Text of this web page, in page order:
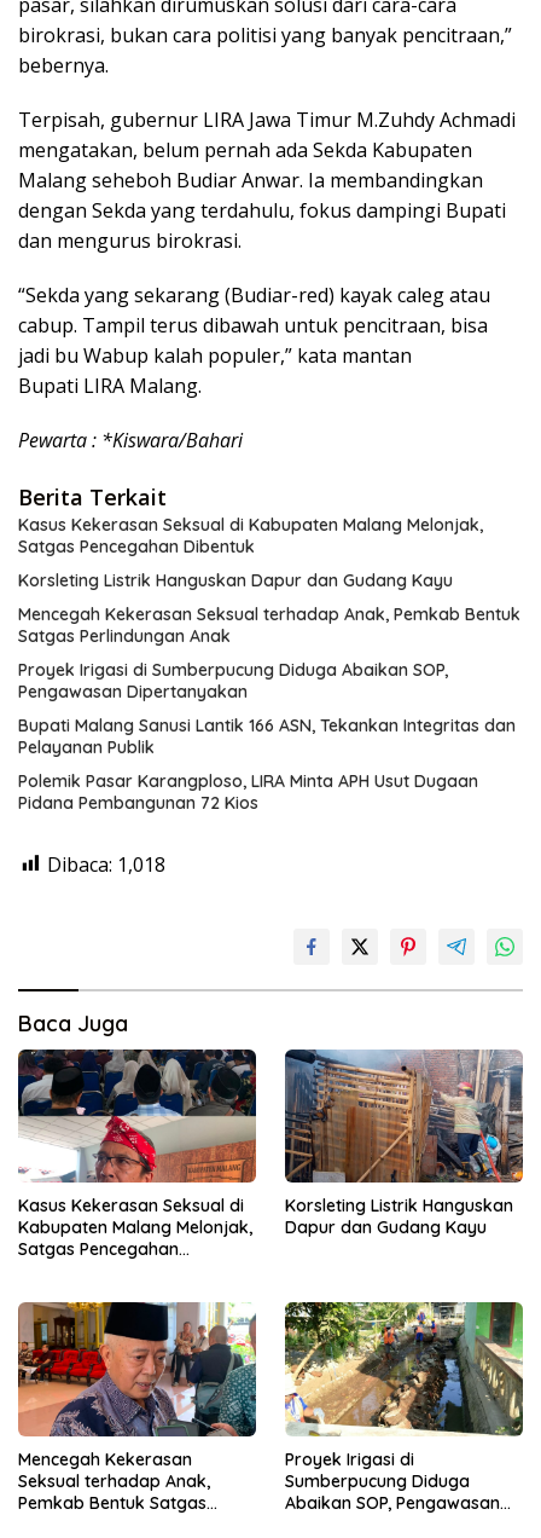
birokrasi, bukan cara politisi yang banyak pencitraan,”
bebernya.
Terpisah, gubernur LIRA Jawa Timur M.Zuhdy Achmadi
mengatakan, belum pernah ada Sekda Kabupaten
Malang seheboh Budiar Anwar. Ia membandingkan
dengan Sekda yang terdahulu, fokus dampingi Bupati
dan mengurus birokrasi.
“Sekda yang sekarang (Budiar-red) kayak caleg atau
cabup. Tampil terus dibawah untuk pencitraan, bisa
jadi bu Wabup kalah populer,” kata mantan
Bupati LIRA Malang.
Pewarta : *Kiswara/Bahari
Berita Terkait
Kasus Kekerasan Seksual di Kabupaten Malang Melonjak,
Satgas Pencegahan Dibentuk
Korsleting Listrik Hanguskan Dapur dan Gudang Kayu
Mencegah Kekerasan Seksual terhadap Anak, Pemkab Bentuk
Satgas Perlindungan Anak
Proyek Irigasi di Sumberpucung Diduga Abaikan SOP,
Pengawasan Dipertanyakan
Bupati Malang Sanusi Lantik 166 ASN, Tekankan Integritas dan
Pelayanan Publik
Polemik Pasar Karangploso, LIRA Minta APH Usut Dugaan
Pidana Pembangunan 72 Kios
Dibaca: 1,018
Baca Juga
Kasus Kekerasan Seksual di
Kabupaten Malang Melonjak,
Satgas Pencegahan
Korsleting Listrik Hanguskan
Dapur dan Gudang Kayu
Mencegah Kekerasan
Seksual terhadap Anak,
Pemkab Bentuk Satgas
Proyek Irigasi di
Sumberpucung Diduga
Abaikan SOP, Pengawasan